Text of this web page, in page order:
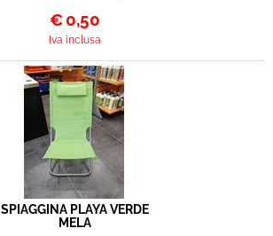
€ 0,50
Iva inclusa
SPIAGGINA PLAYA VERDE
MELA